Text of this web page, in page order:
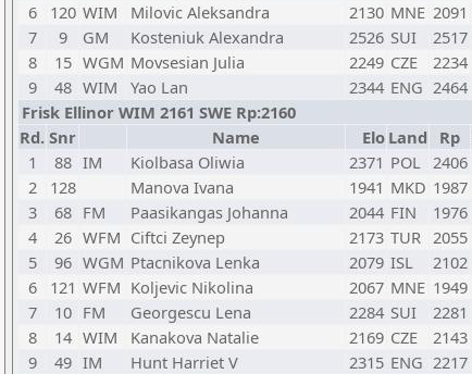
6
120 WIM Milovic Aleksandra 2130 MNE 2091
7
9 GM Kosteniuk Alexandra 2526 SUI 2517
8
15 WGM Movsesian Julia 2249 CZE 2234
9
48 WIM Yao Lan 2344 ENG 2464
Frisk Ellinor WIM 2161 SWE Rp:2160
Rd. Snr Name Elo Land Rp
1
88 IM Kiolbasa Oliwia 2371 POL 2406
2
128 Manova Ivana 1941 MKD 1987
3
68 FM Paasikangas Johanna 2044 FIN 1976
4
26 WFM Ciftci Zeynep 2173 TUR 2055
5
96 WGM Ptacnikova Lenka 2079 ISL 2102
6
121 WFM Koljevic Nikolina 2067 MNE 1949
7
10 FM Georgescu Lena 2284 SUI 2281
8
14 WIM Kanakova Natalie 2169 CZE 2143
9
49 IM Hunt Harriet V 2315 ENG 2217